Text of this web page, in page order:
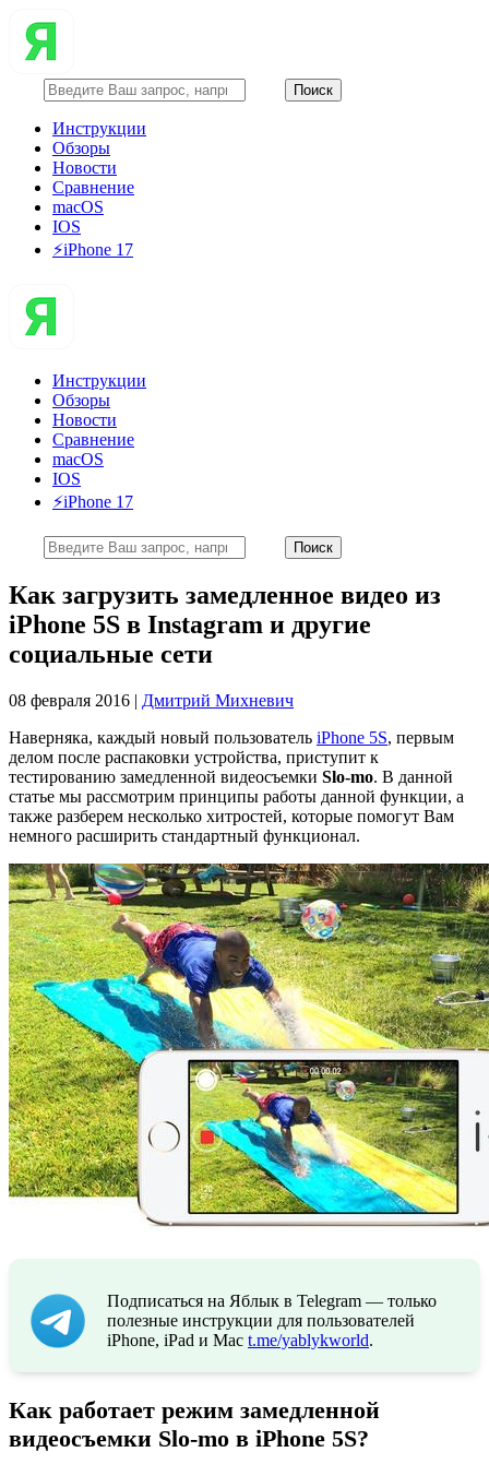
Инструкции
Обзоры
Новости
Сравнение
macOS
IOS
⚡️iPhone 17
Инструкции
Обзоры
Новости
Сравнение
macOS
IOS
⚡️iPhone 17
Как загрузить замедленное видео из
iPhone 5S в Instagram и другие
социальные сети
08 февраля 2016 | Дмитрий Михневич
Наверняка, каждый новый пользователь iPhone 5S, первым
делом после распаковки устройства, приступит к
тестированию замедленной видеосъемки Slo-mo. В данной
статье мы рассмотрим принципы работы данной функции, а
также разберем несколько хитростей, которые помогут Вам
немного расширить стандартный функционал.
Подписаться на Яблык в Telegram — только
полезные инструкции для пользователей
iPhone, iPad и Mac t.me/yablykworld.
Как работает режим замедленной
видеосъемки Slo-mo в iPhone 5S?